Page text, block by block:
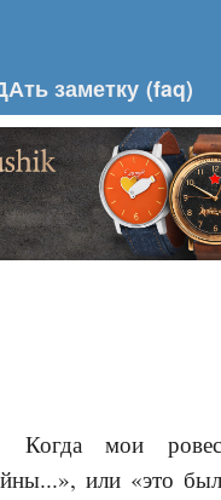
заметку (faq)
Когда мои
или «это